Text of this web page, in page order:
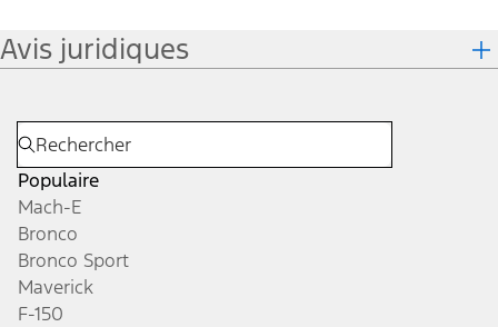
Avis juridiques
Populaire
Mach-E
Bronco
Bronco Sport
Maverick
F-150